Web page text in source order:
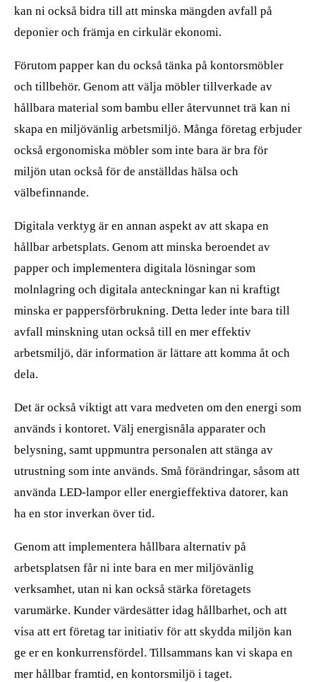
kan ni också bidra till att minska mängden avfall på
deponier och främja en cirkulär ekonomi.
Förutom papper kan du också tänka på kontorsmöbler
och tillbehör. Genom att välja möbler tillverkade av
hållbara material som bambu eller återvunnet trä kan ni
skapa en miljövänlig arbetsmiljö. Många företag erbjuder
också ergonomiska möbler som inte bara är bra för
miljön utan också för de anställdas hälsa och
välbefinnande.
Digitala verktyg är en annan aspekt av att skapa en
hållbar arbetsplats. Genom att minska beroendet av
papper och implementera digitala lösningar som
molnlagring och digitala anteckningar kan ni kraftigt
minska er pappersförbrukning. Detta leder inte bara till
avfall minskning utan också till en mer effektiv
arbetsmiljö, där information är lättare att komma åt och
dela.
Det är också viktigt att vara medveten om den energi som
används i kontoret. Välj energisnåla apparater och
belysning, samt uppmuntra personalen att stänga av
utrustning som inte används. Små förändringar, såsom att
använda LED-lampor eller energieffektiva datorer, kan
ha en stor inverkan över tid.
Genom att implementera hållbara alternativ på
arbetsplatsen får ni inte bara en mer miljövänlig
verksamhet, utan ni kan också stärka företagets
varumärke. Kunder värdesätter idag hållbarhet, och att
visa att ert företag tar initiativ för att skydda miljön kan
ge er en konkurrensfördel. Tillsammans kan vi skapa en
mer hållbar framtid, en kontorsmiljö i taget.